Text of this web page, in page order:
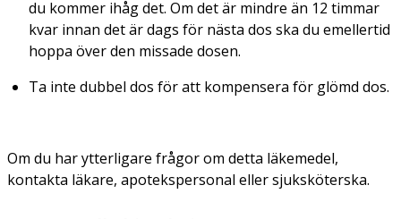
du kommer ihåg det. Om det är mindre än 12 timmar
kvar innan det är dags för nästa dos ska du emellertid
hoppa över den missade dosen.
Ta inte dubbel dos för att kompensera för glömd dos.
Om du har ytterligare frågor om detta läkemedel,
kontakta läkare, apotekspersonal eller sjuksköterska.